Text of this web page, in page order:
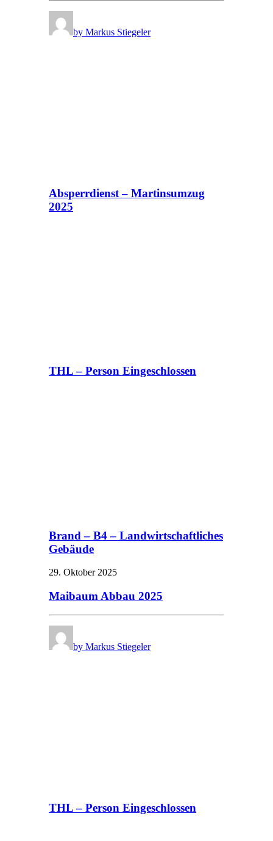
by Markus Stiegeler
Absperrdienst – Martinsumzug
2025
THL – Person Eingeschlossen
Brand – B4 – Landwirtschaftliches
Gebäude
29. Oktober 2025
Maibaum Abbau 2025
by Markus Stiegeler
THL – Person Eingeschlossen